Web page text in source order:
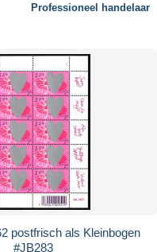
Professioneel handelaar
postfrisch als Kleinbogen
#JB283